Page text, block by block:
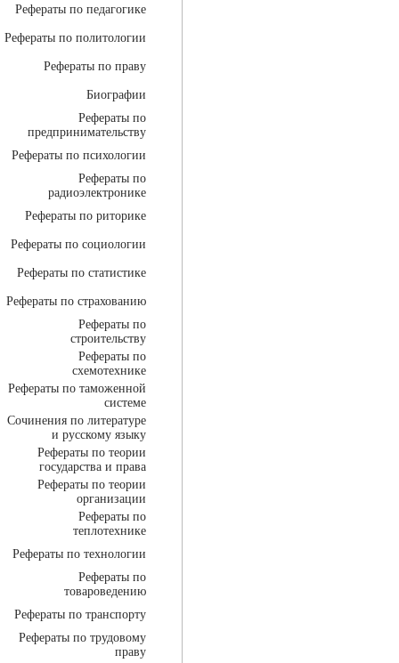
Рефераты по педагогике
Рефераты по политологии
Рефераты по праву
Биографии
Рефераты по
предпринимательству
Рефераты по психологии
Рефераты по
радиоэлектронике
Рефераты по риторике
Рефераты по социологии
Рефераты по статистике
Рефераты по страхованию
Рефераты по
строительству
Рефераты по
схемотехнике
Рефераты по таможенной
системе
Сочинения по литературе
и русскому языку
Рефераты по теории
государства и права
Рефераты по теории
организации
Рефераты по
теплотехнике
Рефераты по технологии
Рефераты по
товароведению
Рефераты по транспорту
Рефераты по трудовому
праву